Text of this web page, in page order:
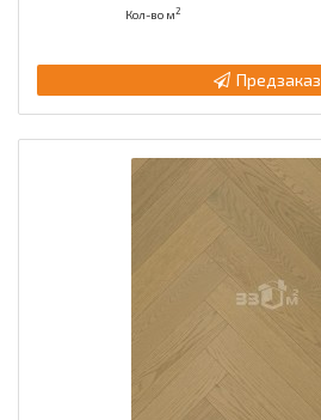
Кол-во м2
Предзаказ